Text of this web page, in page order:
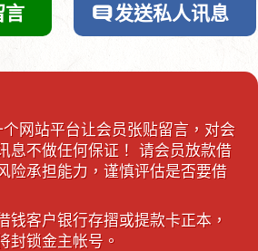
言 发送私人讯息
网站平台让会员张贴留言，对会
息不做任何保证！ 请会员放款借
险承担能力，谨慎评估是否要借
钱客户银行存摺或提款卡正本，
封锁金主帐号。